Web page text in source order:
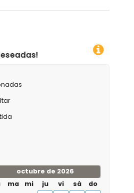
octubre de 2026
ma mi ju vi sá
do